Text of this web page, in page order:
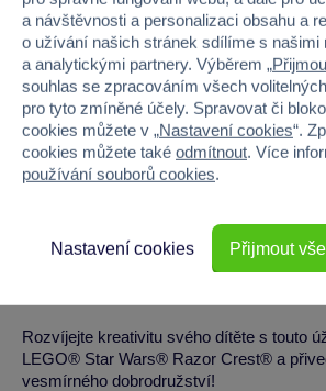
Technická specifikace
Počet dílků: 930
Výška modelu:přes 13 cm
Délka modelu: 32 cm
Šířka modelu:24 cm
Tato stavebnice je vhodná pro kluky,
fanoušky filmové série Star Wars od 10
Rozvíjejte kreativitu svého dítěte s touto
LEGO® Star Wars® Razor Crest® a
vesmírného dobrodružství!
a návštěvnosti a personalizaci obsahu a
o užívání našich stránek sdílíme s našimi
a analytickými partnery. Výběrem „
souhlas se zpracováním všech
pro tyto zmíněné účely. Spravovat či
cookies můžete v „Nastavení cookies“.
cookies můžete také odmítnout. Více
používání souborů cookies.
Nastavení cookies Přijmout vše